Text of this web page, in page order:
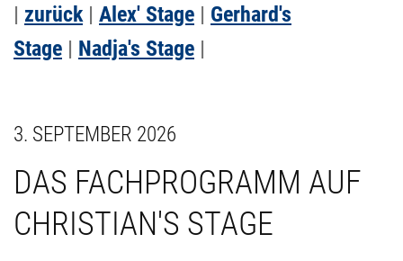
| zurück| Alex' Stage | Gerhard's
Stage | Nadja's Stage |
3. SEPTEMBER 2026
DAS FACHPROGRAMM AUF
CHRISTIAN'S STAGE